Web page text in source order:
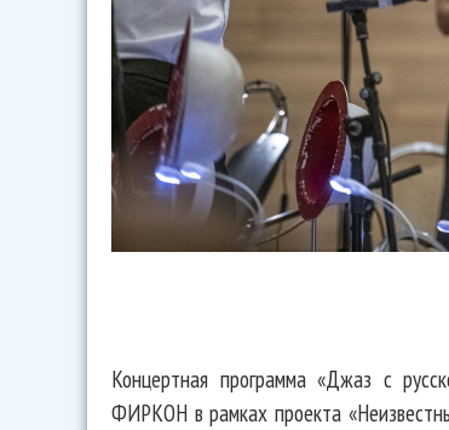
Концертная программа «Джаз с
ФИРКОН в рамках проекта